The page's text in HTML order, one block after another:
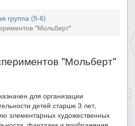
группа (5-6)
"Мольберт"
"Мольберт"
для организации
детей старше 3 лет,
элементарных художественных